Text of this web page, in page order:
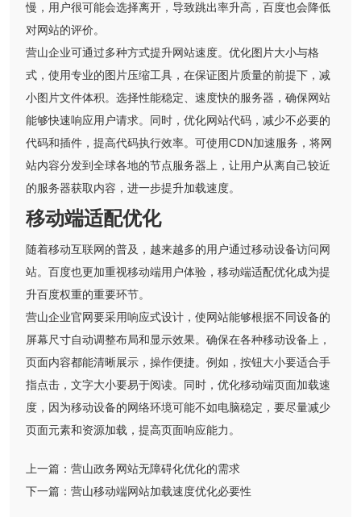
慢，用户很可能会选择离开，导致跳出率升高，百度也会降低
对网站的评价。
营山企业可通过多种方式提升网站速度。优化图片大小与格
式，使用专业的图片压缩工具，在保证图片质量的前提下，减
小图片文件体积。选择性能稳定、速度快的服务器，确保网站
能够快速响应用户请求。同时，优化网站代码，减少不必要的
代码和插件，提高代码执行效率。可使用CDN加速服务，将网
站内容分发到全球各地的节点服务器上，让用户从离自己较近
的服务器获取内容，进一步提升加载速度。
移动端适配优化
随着移动互联网的普及，越来越多的用户通过移动设备访问网
站。百度也更加重视移动端用户体验，移动端适配优化成为提
升百度权重的重要环节。
营山企业官网要采用响应式设计，使网站能够根据不同设备的
屏幕尺寸自动调整布局和显示效果。确保在各种移动设备上，
页面内容都能清晰展示，操作便捷。例如，按钮大小要适合手
指点击，文字大小要易于阅读。同时，优化移动端页面加载速
度，因为移动设备的网络环境可能不如电脑稳定，要尽量减少
页面元素和资源加载，提高页面响应能力。
上一篇： 营山政务网站无障碍化优化的需求
下一篇： 营山移动端网站加载速度优化必要性